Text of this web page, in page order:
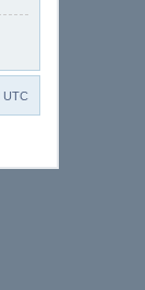
UTC